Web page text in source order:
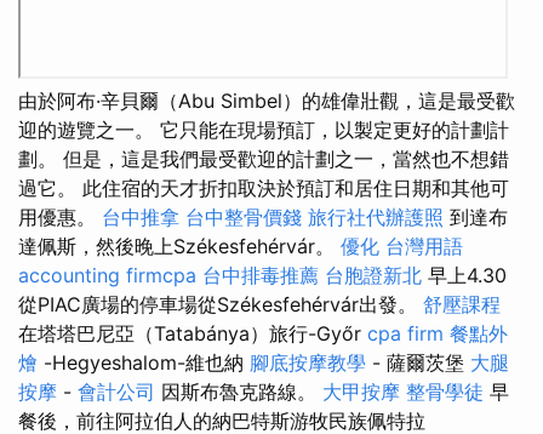
由於阿布·辛貝爾（Abu Simbel）的雄偉壯觀，這是最受歡
迎的遊覽之一。 它只能在現場預訂，以製定更好的計劃計
劃。 但是，這是我們最受歡迎的計劃之一，當然也不想錯
過它。 此住宿的天才折扣取決於預訂和居住日期和其他可
用優惠。 台中推拿 台中整骨價錢 旅行社代辦護照 到達布
達佩斯，然後晚上Székesfehérvár。 優化 台灣用語
accounting firmcpa 台中排毒推薦 台胞證新北 早上4.30
從PIAC廣場的停車場從Székesfehérvár出發。 舒壓課程
在塔塔巴尼亞（Tatabánya）旅行-Győr cpa firm 餐點外
燴 -Hegyeshalom-維也納 腳底按摩教學 - 薩爾茨堡 大腿
按摩 - 會計公司 因斯布魯克路線。 大甲按摩 整骨學徒 早
餐後，前往阿拉伯人的納巴特斯游牧民族佩特拉